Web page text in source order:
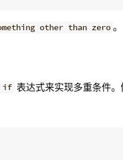
other than zero 。
if 表达式来实现多重条件。